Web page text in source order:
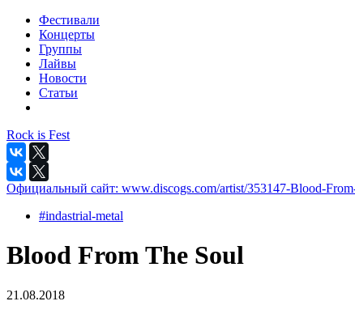
Фестивали
Концерты
Группы
Лайвы
Новости
Статьи
Rock is Fest
Официальный сайт: www.discogs.com/artist/353147-Blood-
#indastrial-metal
Blood From The Soul
21.08.2018